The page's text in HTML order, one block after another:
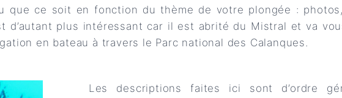
que ce soit en fonction du thème de votre plongée :
d’autant plus intéressant car il est abrité du Mistral et va
en bateau à travers le Parc national des Calanques.
Les descriptions faites ici sont d’ordre